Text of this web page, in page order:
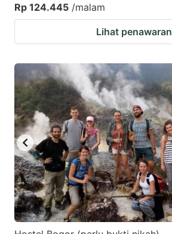
Rp 124.445 /malam
Lihat penawaran